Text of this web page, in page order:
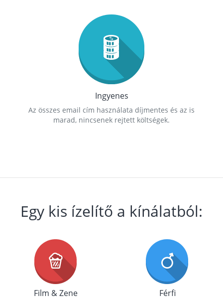
Ingyenes
Az összes email cím használata díjmentes és az is
marad, nincsenek rejtett költségek.
Egy kis ízelítő a kínálatból:
Film & Zene Férfi